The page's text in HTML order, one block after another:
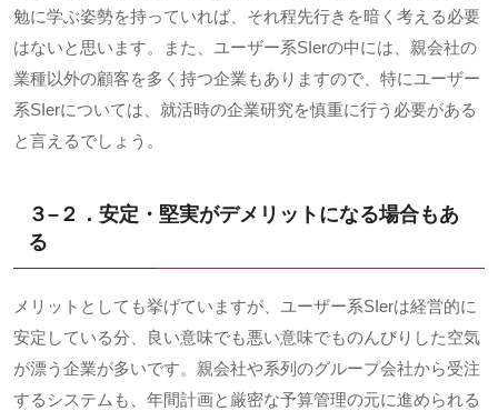
勉に学ぶ姿勢を持っていれば、それ程先行きを暗く考える必要
はないと思います。また、ユーザー系SIerの中には、親会社の
業種以外の顧客を多く持つ企業もありますので、特にユーザー
系SIerについては、就活時の企業研究を慎重に行う必要がある
と言えるでしょう。
３– ２．安定・堅実がデメリットになる場合もあ
る
メリットとしても挙げていますが、ユーザー系SIerは経営的に
安定している分、良い意味でも悪い意味でものんびりした空気
が漂う企業が多いです。親会社や系列のグループ会社から受注
するシステムも、年間計画と厳密な予算管理の元に進められる